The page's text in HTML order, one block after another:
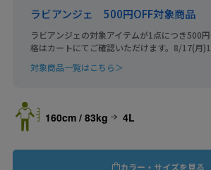
ラビアンジェ 500円OFF対象商品
ラビアンジェの対象アイテムが1点につき500
格はカートにてご確認いただけます。8/17(月
対象商品一覧はこちら＞
160cm / 83kg 4L
カラー・サイズを見る